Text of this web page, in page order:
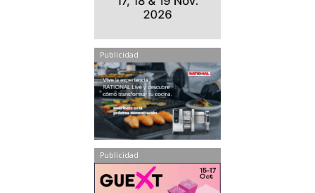
Publicidad
Publicidad